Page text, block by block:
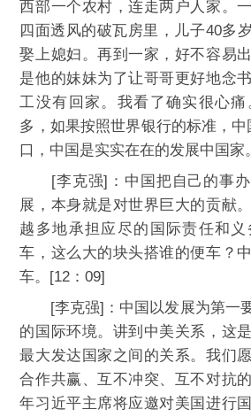
西部一个农村，连走两户人家。
四面透风的破瓦房里，儿子40多
娶上媳妇。再到一家，好不容易
是他的妹妹为了让哥哥更好地念
工没有回家。我看了确实很心
多，如果按照世界银行的标准，
口，中国是实实在在的发展中国家
[李克强]：中国把自己的事办
展，本身就是对世界巨大的贡献
越多地承担应尽的国际责任和
车，这么大的块头搭谁的便车？
车。[12：09]
[李克强]：中国以发展为第一
的国际环境。讲到中美关系，这
最大发达国家之间的关系。我们
合作共赢、互不冲突、互不对抗
年习近平主席将应邀对美国进行